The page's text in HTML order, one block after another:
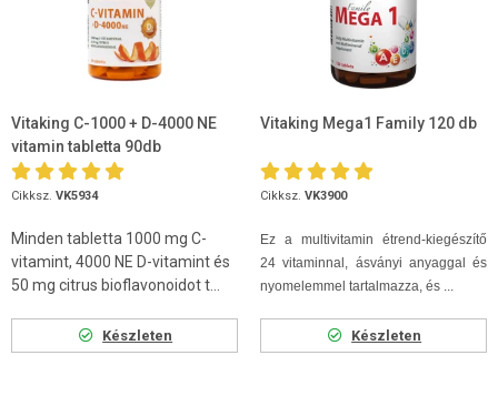
Vitaking C-1000 + D-4000 NE
vitamin tabletta 90db
Cikksz. VK5934
Minden tabletta 1000 mg C-
vitamint, 4000 NE D-vitamint és
50 mg citrus bioflavonoidot t...
Készleten
Vitaking Mega1 Family 120 db
Cikksz. VK3900
Ez a multivitamin étrend-kiegészítő
24 vitaminnal, ásványi anyaggal és
nyomelemmel tartalmazza, és ...
Készleten